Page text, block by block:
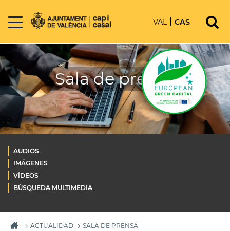
VAL CAS
Sala de prensa
AUDIOS
IMÁGENES
VÍDEOS
BÚSQUEDA MULTIMEDIA
ACTUALIDAD
SALA DE PRENSA